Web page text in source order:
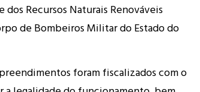
Recursos Naturais Renováveis
de Bombeiros Militar do Estado do
foram fiscalizados com o